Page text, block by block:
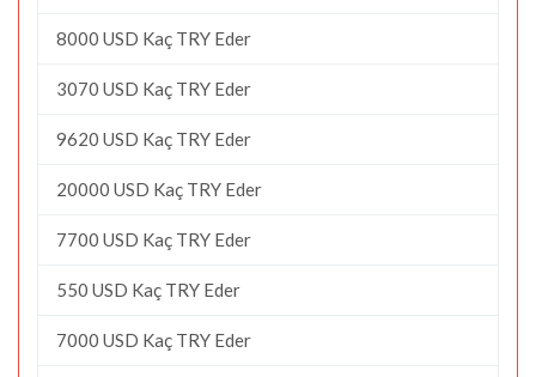
8000 USD Kaç TRY Eder
3070 USD Kaç TRY Eder
9620 USD Kaç TRY Eder
20000 USD Kaç TRY Eder
7700 USD Kaç TRY Eder
550 USD Kaç TRY Eder
7000 USD Kaç TRY Eder